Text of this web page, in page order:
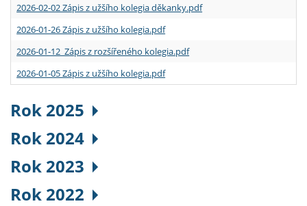
2026-02-02 Zápis z užšího kolegia děkanky.pdf
2026-01-26 Zápis z užšího kolegia.pdf
2026-01-12 Zápis z rozšířeného kolegia.pdf
2026-01-05 Zápis z užšího kolegia.pdf
Rok 2025
Rok 2024
Rok 2023
Rok 2022